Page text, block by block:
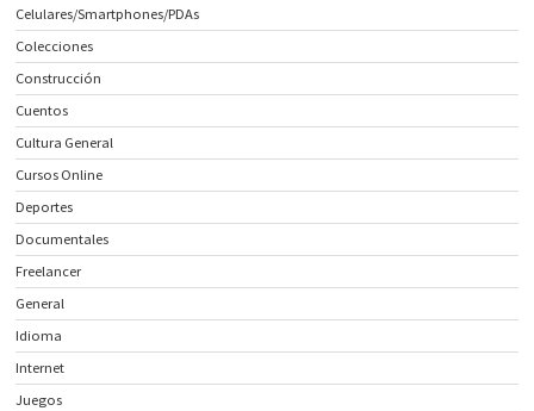
Celulares/Smartphones/PDAs
Colecciones
Construcción
Cuentos
Cultura General
Cursos Online
Deportes
Documentales
Freelancer
General
Idioma
Internet
Juegos